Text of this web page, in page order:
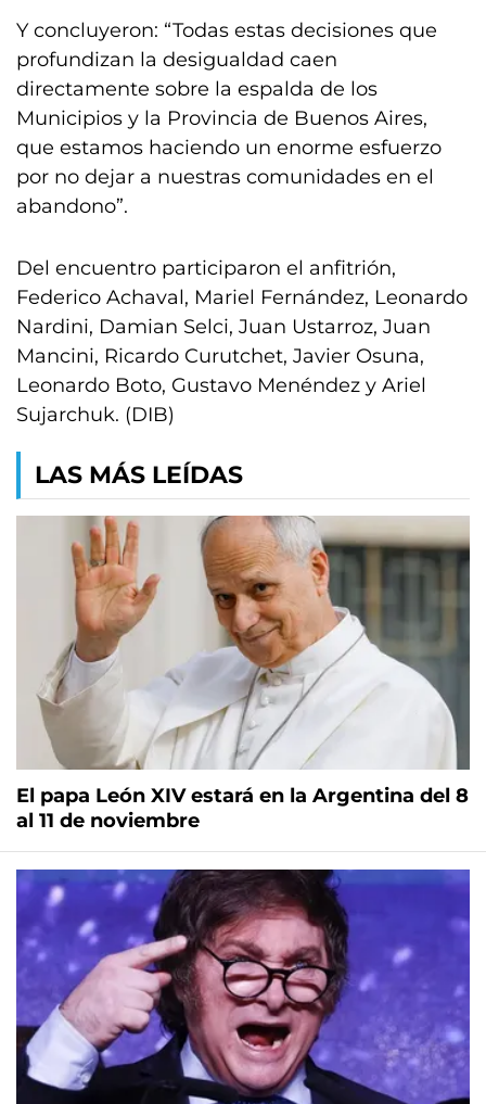
Y concluyeron: “Todas estas decisiones que
profundizan la desigualdad caen
directamente sobre la espalda de los
Municipios y la Provincia de Buenos Aires,
que estamos haciendo un enorme esfuerzo
por no dejar a nuestras comunidades en el
abandono”.
Del encuentro participaron el anfitrión,
Federico Achaval, Mariel Fernández, Leonardo
Nardini, Damian Selci, Juan Ustarroz, Juan
Mancini, Ricardo Curutchet, Javier Osuna,
Leonardo Boto, Gustavo Menéndez y Ariel
Sujarchuk. (DIB)
LAS MÁS LEÍDAS
El papa León XIV estará en la Argentina del 8
al 11 de noviembre